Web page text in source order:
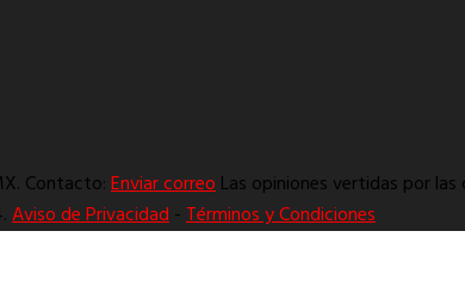
Contacto:Enviar correoLas opiniones vertidas por
Aviso de Privacidad-Términos y Condiciones